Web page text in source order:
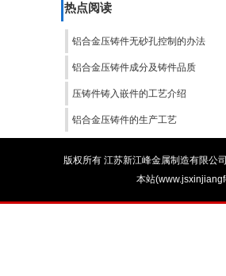
热点阅读
铝合金压铸件无砂孔控制的办法
铝合金压铸件成分及铸件品质
压铸件铸入嵌件的工艺介绍
铝合金压铸件的生产工艺
版权所有 江苏新江峰金属制造有限公
本站